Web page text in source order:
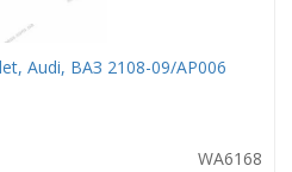
Audi, ВАЗ 2108-09/AP006
WA6168